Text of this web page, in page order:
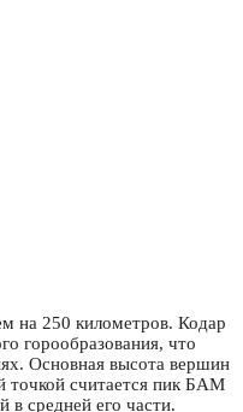
на 250 километров. Кодар
горообразования, что
Основная высота вершин
точкой считается пик БАМ
в средней его части.